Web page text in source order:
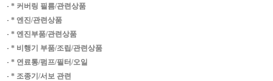
· * 커버링 필름/관련상품
· * 엔진/관련상품
· * 엔진부품/관련상품
· * 비행기 부품/조립/관련상품
· * 연료통/펌프/필터/오일
· * 조종기/서보 관련